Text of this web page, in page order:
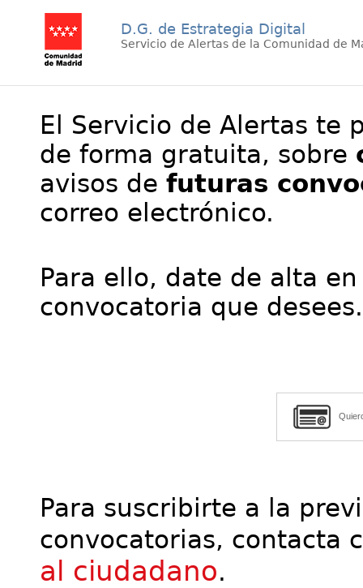
D.G. de Estrategia Digital
Servicio de Alertas de la Comunidad de
El Servicio de Alertas te
de forma gratuita, sobre
avisos de futuras
correo electrónico.
Para ello, date de alta
convocatoria que desees.
Para suscribirte a la
convocatorias, contacta
al ciudadano.